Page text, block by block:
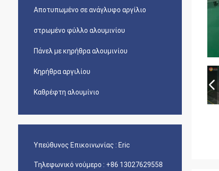
Αποτυπωμένο σε ανάγλυφο αργίλιο
στρωμένο φύλλο αλουμινίου
Πάνελ με κηρήθρα αλουμινίου
Κηρήθρα αργιλίου
Καθρέφτη αλουμίνιο
Υπεύθυνος Επικοινωνίας : Eric
Τηλεφωνικό νούμερο : +86 13027629558